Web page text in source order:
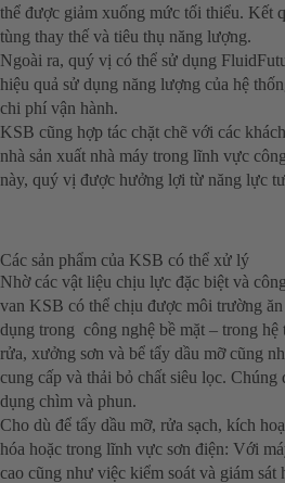
thể được giảm xuống mức tối thiểu. Kết
tùng thay thế và tiêu thụ năng lượng.
Ngoài ra, quý vị có thể sử dụng
hiệu quả sử dụng năng lượng của hệ
chi phí vận hành.
KSB cũng hợp tác chặt chẽ với các
nhà sản xuất nhà máy trong lĩnh vực
này, quý vị được hưởng lợi từ năng lực
Các sản phẩm của KSB có thể xử lý
Nhờ các vật liệu chịu lực đặc biệt và
van KSB có thể chịu được môi trường
dụng trong công nghệ bề mặt – trong hệ
rửa, xưởng sơn và bể tẩy dầu mỡ cũng
cung cấp và thải bỏ chất siêu lọc.
dụng chìm và phun.
Cho dù để tẩy dầu mỡ, rửa sạch, kích
hóa hoặc trong lĩnh vực sơn điện: Với
cao cũng như việc kiểm soát và giám sát